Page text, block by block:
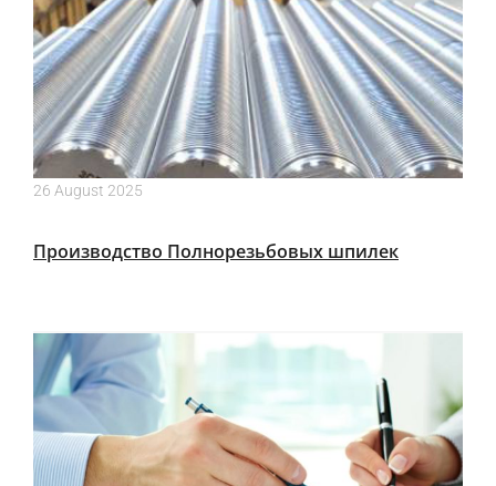
26 August 2025
Производство Полнорезьбовых шпилек